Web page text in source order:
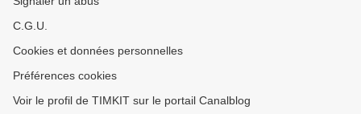
C.G.U.
Cookies et données personnelles
Préférences cookies
Voir le profil de TIMKIT sur le portail Canalblog